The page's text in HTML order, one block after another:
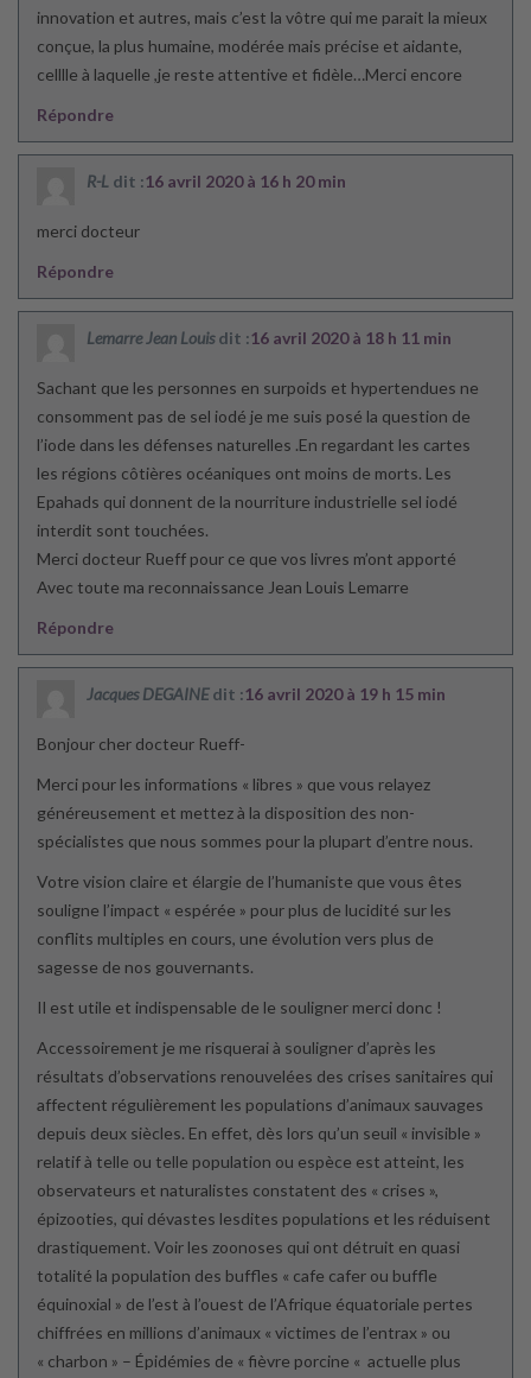
innovation et autres, mais c’est la vôtre qui me parait la mieux
conçue, la plus humaine, modérée mais précise et aidante,
celllle à laquelle ,je reste attentive et fidèle…Merci encore
Répondre
R-L dit :16 avril 2020 à 16 h 20 min
merci docteur
Répondre
Lemarre Jean Louis dit :16 avril 2020 à 18 h 11 min
Sachant que les personnes en surpoids et hypertendues ne
consomment pas de sel iodé je me suis posé la question de
l’iode dans les défenses naturelles .En regardant les cartes
les régions côtières océaniques ont moins de morts. Les
Epahads qui donnent de la nourriture industrielle sel iodé
interdit sont touchées.
Merci docteur Rueff pour ce que vos livres m’ont apporté
Avec toute ma reconnaissance Jean Louis Lemarre
Répondre
Jacques DEGAINE dit :16 avril 2020 à 19 h 15 min
Bonjour cher docteur Rueff-
Merci pour les informations « libres » que vous relayez
généreusement et mettez à la disposition des non-
spécialistes que nous sommes pour la plupart d’entre nous.
Votre vision claire et élargie de l’humaniste que vous êtes
souligne l’impact « espérée » pour plus de lucidité sur les
conflits multiples en cours, une évolution vers plus de
sagesse de nos gouvernants.
Il est utile et indispensable de le souligner merci donc !
Accessoirement je me risquerai à souligner d’après les
résultats d’observations renouvelées des crises sanitaires qui
affectent régulièrement les populations d’animaux sauvages
depuis deux siècles. En effet, dès lors qu’un seuil « invisible »
relatif à telle ou telle population ou espèce est atteint, les
observateurs et naturalistes constatent des « crises »,
épizooties, qui dévastes lesdites populations et les réduisent
drastiquement. Voir les zoonoses qui ont détruit en quasi
totalité la population des buffles « cafe cafer ou buffle
équinoxial » de l’est à l’ouest de l’Afrique équatoriale pertes
chiffrées en millions d’animaux « victimes de l’entrax » ou
« charbon » – Épidémies de « fièvre porcine « actuelle plus